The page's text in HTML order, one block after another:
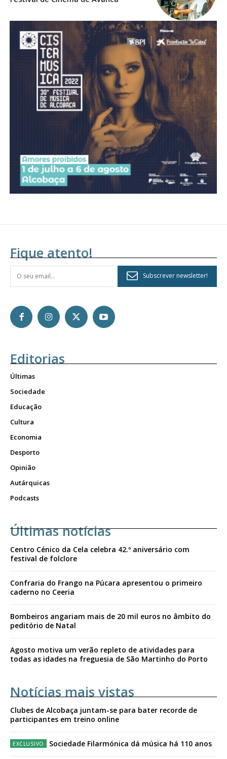
12 meses
Acesso ao conteúdo online
Acesso aos conteúdos Exclusivos para
assinantes
Ofertas para assinatura anual
Escolha o plano
Fique atento!
Subscrever newsletter!
Editorias
Últimas
Sociedade
Educação
Cultura
Economia
Desporto
Opinião
Autárquicas
Podcasts
Últimas notícias
Centro Cénico da Cela celebra 42.º aniversário com
festival de folclore
Confraria do Frango na Púcara apresentou o primeiro
caderno no Ceeria
Bombeiros angariam mais de 20 mil euros no âmbito do
peditório de Natal
Agosto motiva um verão repleto de atividades para
todas as idades na freguesia de São Martinho do Porto
Notícias mais vistas
Clubes de Alcobaça juntam-se para bater recorde de
participantes em treino online
Sociedade Filarmónica dá música há 110 anos